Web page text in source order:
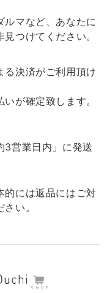
ルマなど、あなたに
つけてください。
る決済がご利用頂け
が確定致します。
3営業日内」に発送
的には返品にはご対
い。